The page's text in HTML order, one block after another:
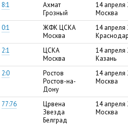
8:1
Ахмат
Грозный
14 апреля
Москва
0:1
ЖФК ЦСКА
Москва
14 апреля
2:1
ЦСКА
Москва
14 апреля
Казань
2:0
Ростов
Ростов-на-
Дону
14 апреля
Москва
77:76
Црвена
Звезда
Белград
14 апреля
Москва